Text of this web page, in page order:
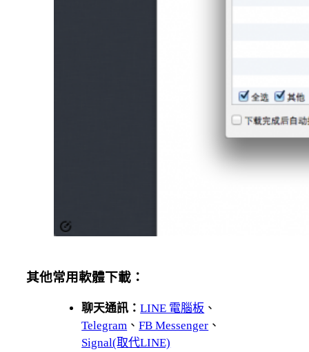
其他常用軟體下載：
聊天通訊：LINE 電腦板 、
Telegram 、FB Messenger 、
Signal(取代LINE)